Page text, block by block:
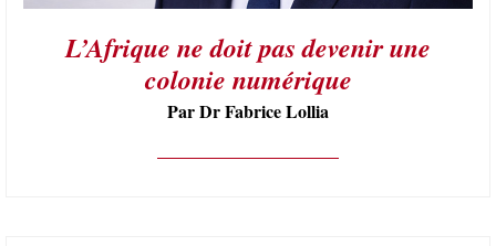
L’Afrique ne doit pas devenir une
colonie numérique
Par Dr Fabrice Lollia